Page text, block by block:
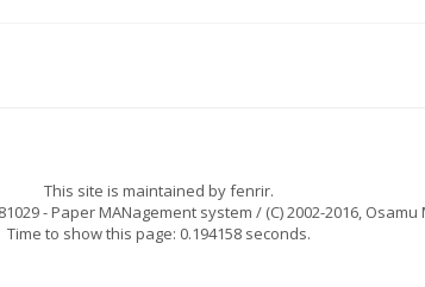
This site is maintained byfenrir.
- Paper MANagement system / (C) 2002-2016, Osamu
Time to show this page: 0.194158 seconds.